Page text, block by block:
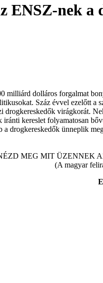
ENSZ-nek
milliárd dolláros forgalmat
Száz évvel ezelőtt
drogkereskedők virágkorát.
kereslet folyamatosan
drogkereskedők ünneplik
MEG MIT ÜZENNEK
(A magyar